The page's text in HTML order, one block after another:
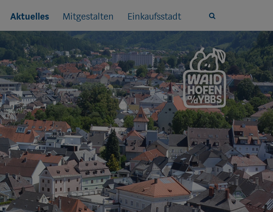
Aktuelles Mitgestalten Einkaufsstadt
Site